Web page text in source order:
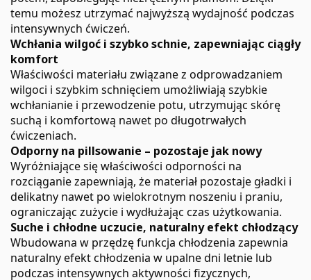
temu możesz utrzymać najwyższą wydajność podczas
intensywnych ćwiczeń.
Wchłania wilgoć i szybko schnie, zapewniając ciągły
komfort
Właściwości materiału związane z odprowadzaniem
wilgoci i szybkim schnięciem umożliwiają szybkie
wchłanianie i przewodzenie potu, utrzymując skórę
suchą i komfortową nawet po długotrwałych
ćwiczeniach.
Odporny na pillsowanie – pozostaje jak nowy
Wyróżniające się właściwości odporności na
rozciąganie zapewniają, że materiał pozostaje gładki i
delikatny nawet po wielokrotnym noszeniu i praniu,
ograniczając zużycie i wydłużając czas użytkowania.
Suche i chłodne uczucie, naturalny efekt chłodzący
Wbudowana w przędzę funkcja chłodzenia zapewnia
naturalny efekt chłodzenia w upalne dni letnie lub
podczas intensywnych aktywności fizycznych,